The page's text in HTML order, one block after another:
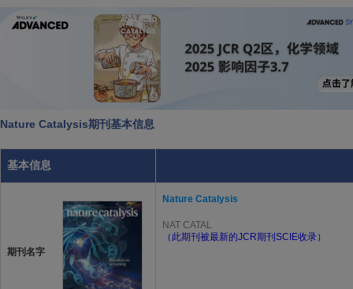
Nature Catalysis期刊基本信息
基本信息
期刊名字
Nature Catalysis
NAT CATAL
（此期刊被最新的JCR期刊SCIE收录）